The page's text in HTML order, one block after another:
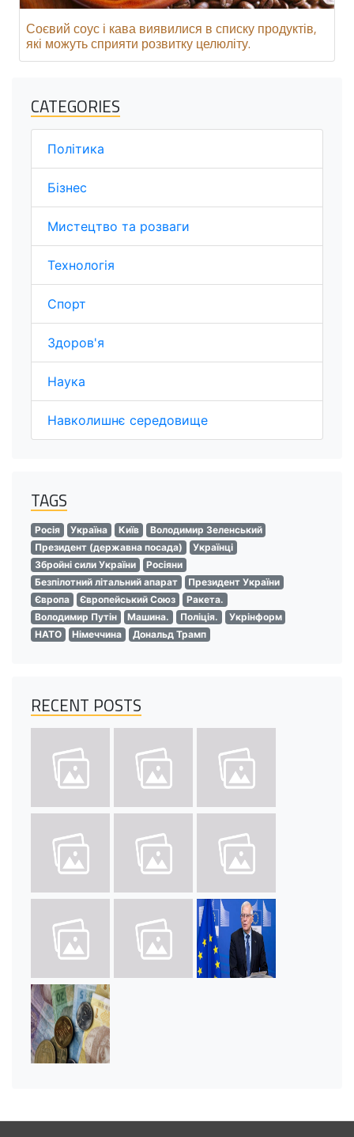
Соєвий соус і кава виявилися в списку продуктів,
які можуть сприяти розвитку целюліту.
CATEGORIES
Політика
Бізнес
Мистецтво та розваги
Технологія
Спорт
Здоров'я
Наука
Навколишнє середовище
TAGS
Росія Україна Київ
Володимир Зеленський
Президент (державна посада)
Українці
Збройні сили України
Росіяни
Безпілотний літальний апарат
Президент України
Європа
Європейський Союз
Ракета.
Володимир Путін
Машина. Поліція.
Укрінформ
НАТО
Німеччина Дональд Трамп
RECENT POSTS